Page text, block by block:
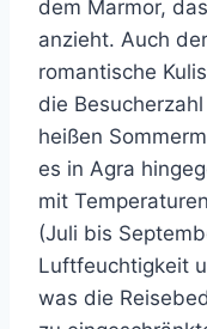
dem Marmor,
anzieht. Auch
romantische
die
heißen
es in Agra
mit
(Juli bis
Luftfeuchtigkeit
was die